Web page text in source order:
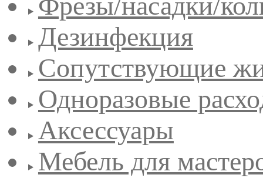
Дезинфекция
Сопутствующие
Одноразовые
Аксессуары
Мебель для